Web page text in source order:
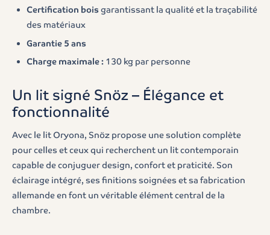
Certification boisgarantissant la qualité et la traçabilité
des matériaux
Garantie 5 ans
Charge maximale :130 kg par personne
Un lit signé Snöz – Élégance et
fonctionnalité
Avec le lit Oryona, Snöz propose une solution complète
pour celles et ceux qui recherchent un lit contemporain
capable de conjuguer design, confort et praticité. Son
éclairage intégré, ses finitions soignées et sa fabrication
allemande en font un véritable élément central de la
chambre.